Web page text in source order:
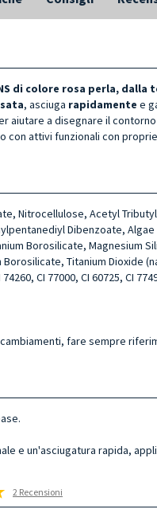
di colore rosa perla,
, asciuga rapidamente e
aiutare a disegnare il
con attivi funzionali con
Nitrocellulose, Acetyl
Dibenzoate,
Borosilicate, Magnesium
Titanium Dioxide
CI 77000, CI 60725, CI
fare sempre
e un'asciugatura rapida,
2 Recensioni